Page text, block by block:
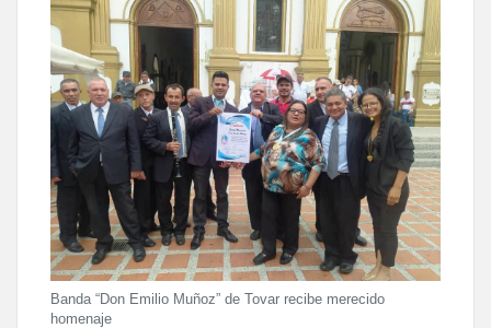
Banda “Don Emilio Muñoz” de Tovar recibe merecido
homenaje